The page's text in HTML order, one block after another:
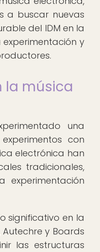
a buscar nuevas
del IDM en la
y
la música
una
con
electrónica han
tradicionales,
experimentación
significativo en la
y Boards
las estructuras